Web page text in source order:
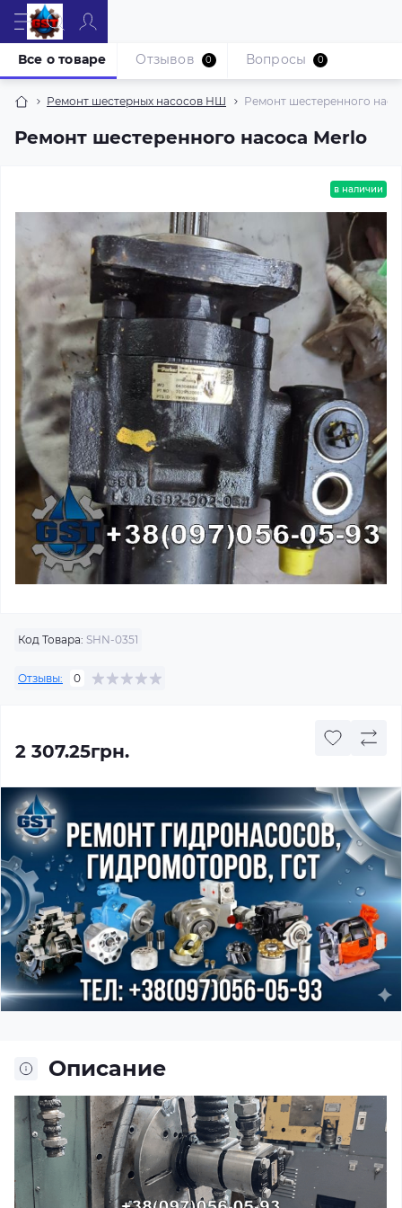
Ремонт шестерных насосов НШ Ремонт шестеренного
Ремонт шестеренного насоса Merlo
Все о товаре Отзывов 0 Вопросы 0
в наличии
Код Товара: SHN-0351
Отзывы: 0
2 307.25грн.
Описание